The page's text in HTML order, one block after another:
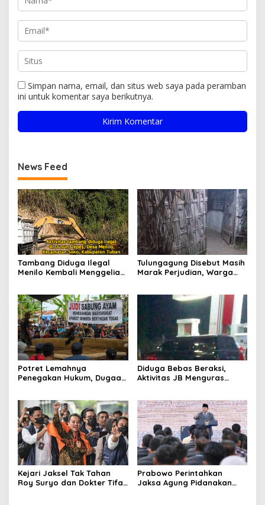
Simpan nama, email, dan situs web saya pada peramban
ini untuk komentar saya berikutnya.
News Feed
Tambang Diduga Ilegal
Menilo Kembali Menggeliat,
Tulungagung Disebut Masih
Marak Perjudian, Warga
Potret Lemahnya
Penegakan Hukum, Dugaan
Diduga Bebas Beraksi,
Aktivitas JB Menguras
Warga
Kejari Jaksel Tak Tahan
Roy Suryo dan Dokter Tifa,
Prabowo Perintahkan
Jaksa Agung Pidanakan